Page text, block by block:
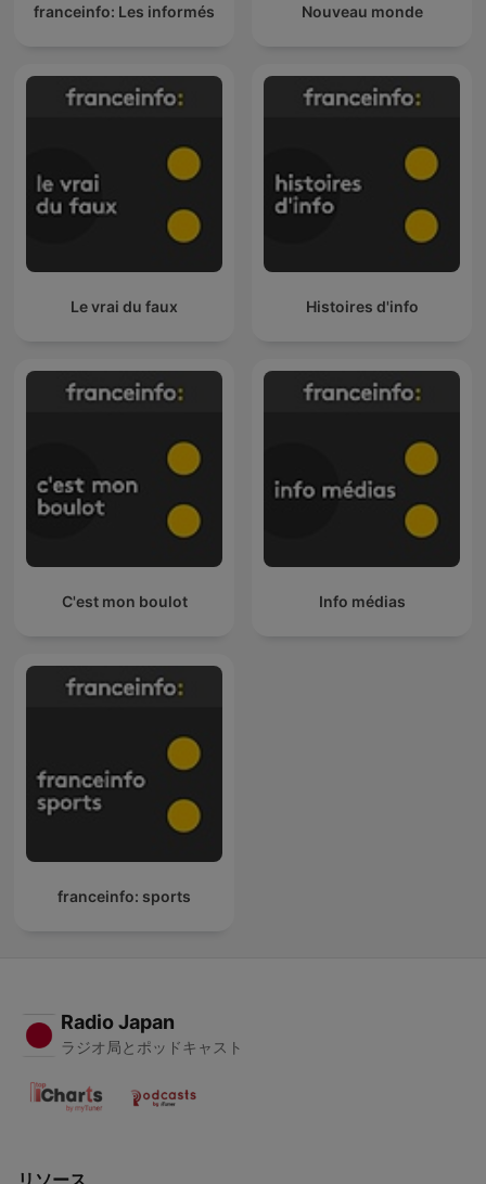
franceinfo: Les informés Nouveau monde
Le vrai du faux Histoires d'info
C'est mon boulot Info médias
franceinfo: sports
Radio Japan
ラジオ局とポッドキャスト
リソース